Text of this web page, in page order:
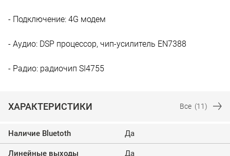
- Подключение: 4G модем
- Аудио: DSP процессор, чип-усилитель EN7388
- Радио: радиочип SI4755
ХАРАКТЕРИСТИКИ Все (11)
Наличие Bluetoth Да
Линейные выходы Да